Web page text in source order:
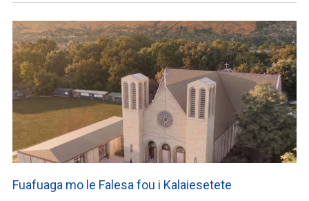
Fuafuaga mo le Falesa fou i Kalaiesetete